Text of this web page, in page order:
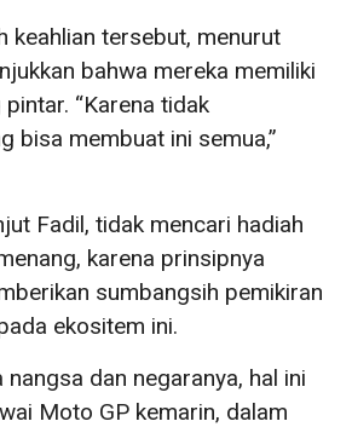
keahlian tersebut, menurut
bahwa mereka memiliki
“Karena tidak
bisa membuat ini semua,”
Fadil, tidak mencari hadiah
karena prinsipnya
sumbangsih pemikiran
ekositem ini.
nangsa dan negaranya, hal ini
Moto GP kemarin, dalam